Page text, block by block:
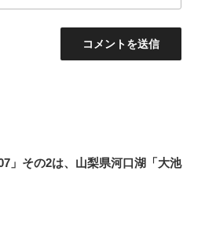
」その2は、山梨県河口湖「大池